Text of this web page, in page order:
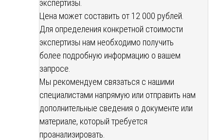
экспертизы.
Цена может составить от 12 000 рублей.
Для определения конкретной стоимости
экспертизы нам необходимо получить
более подробную информацию о вашем
запросе.
Мы рекомендуем связаться с нашими
специалистами напрямую или отправить нам
дополнительные сведения о документе или
материале, который требуется
проанализировать.